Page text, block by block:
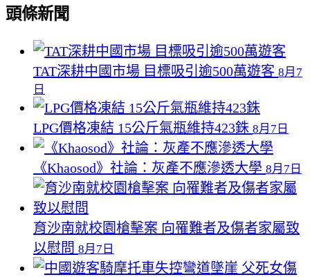
頭條新聞
TAT深耕中國市場 目標吸引逾500萬遊客 8月7
日
LPG價格凍結 15公斤氣瓶維持423銖 8月7日
《Khaosod》社論：灰產不應滲透大學 8月7日
育沙南就校園槍擊案 向罹難者及傷者家屬致
以慰問 8月7日